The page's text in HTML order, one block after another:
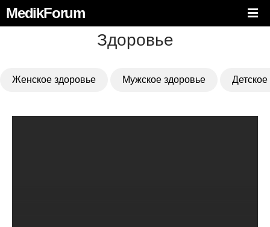
MedikForum
Здоровье
Женское здоровье Мужское здоровье